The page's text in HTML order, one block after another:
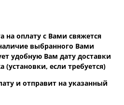
на оплату c Вами свяжется
выбранного Вами
удобную Вам дату доставки
если требуется)
и отправит на указанный